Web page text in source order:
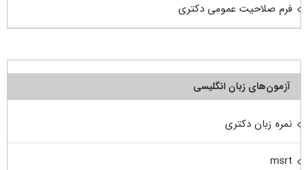
فرم صلاحیت عمومی دکتری
آزمون‌های زبان انگلیسی
نمره زبان دکتری
msrt